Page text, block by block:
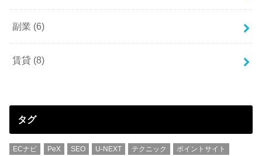
副業 (6)
賃貸 (8)
タグ
ECナビ PeX SEO U-NEXT テクニック
ポイントサイト